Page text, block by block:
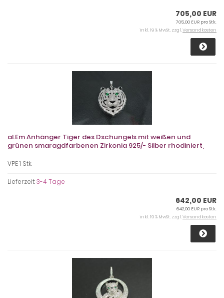
705,00 EUR
705,00 EUR pro Stk.
inkl. 19 % MwSt. zzgl.Versandkosten
aLEm Anhänger Tiger des Dschungels mit weißen und
grünen smaragdfarbenen Zirkonia 925/- Silber rhodiniert,
VPE 1 Stk.
Lieferzeit:3-4 Tage
642,00 EUR
642,00 EUR pro Stk.
inkl. 19 % MwSt. zzgl.Versandkosten